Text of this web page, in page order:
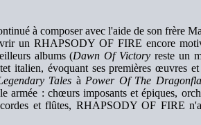
à composer avec l'aide de son frère
un RHAPSODY OF FIRE encore
albums (Dawn Of Victory reste un
italien, évoquant ses premières œuvres
Tales à Power Of The
armée : chœurs imposants et épiques,
cordes et flûtes, RHAPSODY OF FIRE